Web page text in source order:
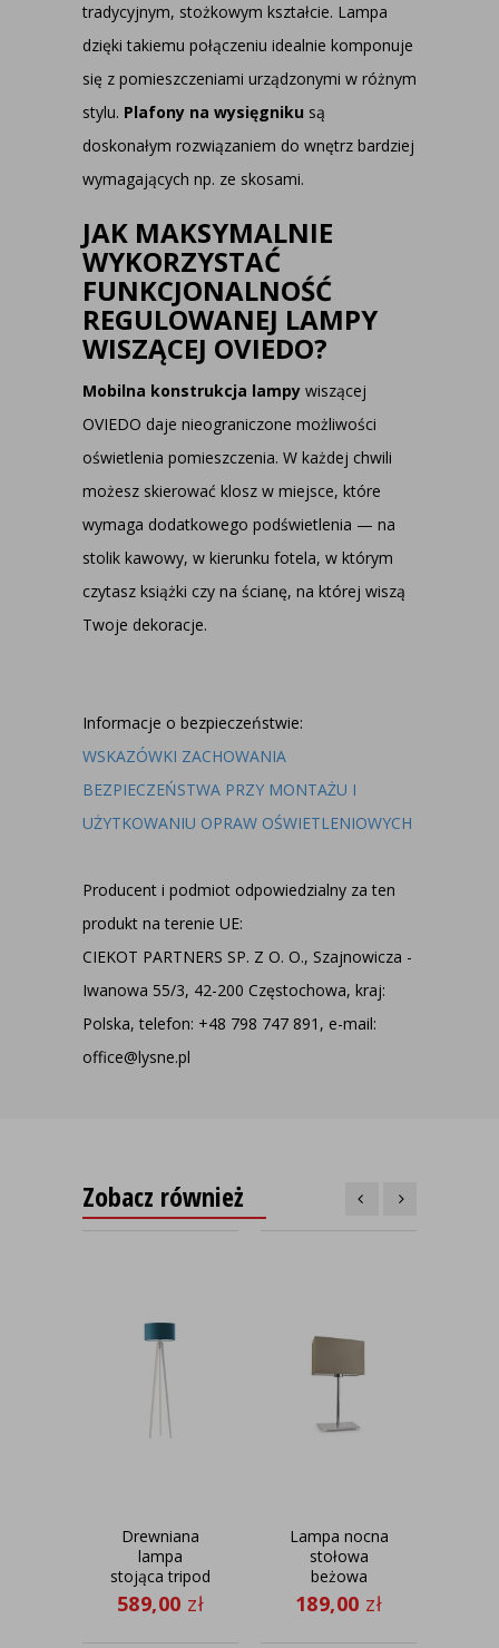
tradycyjnym, stożkowym kształcie. Lampa
dzięki takiemu połączeniu idealnie komponuje
się z pomieszczeniami urządzonymi w różnym
stylu. Plafony na wysięgniku są
doskonałym rozwiązaniem do wnętrz bardziej
wymagających np. ze skosami.
JAK MAKSYMALNIE
WYKORZYSTAĆ
FUNKCJONALNOŚĆ
REGULOWANEJ LAMPY
WISZĄCEJ OVIEDO?
Mobilna konstrukcja lampy wiszącej
OVIEDO daje nieograniczone możliwości
oświetlenia pomieszczenia. W każdej chwili
możesz skierować klosz w miejsce, które
wymaga dodatkowego podświetlenia — na
stolik kawowy, w kierunku fotela, w którym
czytasz książki czy na ścianę, na której wiszą
Twoje dekoracje.
Informacje o bezpieczeństwie:
WSKAZÓWKI ZACHOWANIA
BEZPIECZEŃSTWA PRZY MONTAŻU I
UŻYTKOWANIU OPRAW OŚWIETLENIOWYCH
Producent i podmiot odpowiedzialny za ten
produkt na terenie UE:
CIEKOT PARTNERS SP. Z O. O., Szajnowicza -
Iwanowa 55/3, 42-200 Częstochowa, kraj:
Polska, telefon: +48 798 747 891, e-mail:
office@lysne.pl
Zobacz również
Drewniana
lampa
stojąca tripod
MIAMI
589,00 zł
Lampa nocna
stołowa
beżowa
AMALFI
189,00 zł